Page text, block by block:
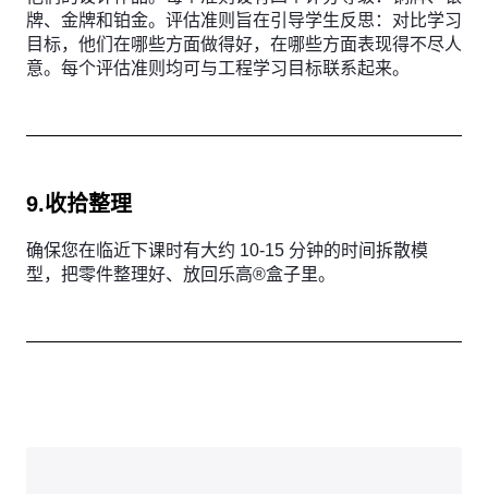
牌、金牌和铂金。评估准则旨在引导学生反思：对比学习
目标，他们在哪些方面做得好，在哪些方面表现得不尽人
意。每个评估准则均可与工程学习目标联系起来。
9.收拾整理
确保您在临近下课时有大约 10-15 分钟的时间拆散模
型，把零件整理好、放回乐高®盒子里。